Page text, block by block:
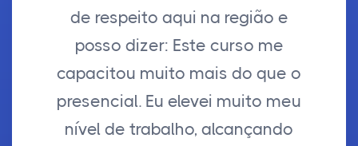
de respeito aqui na região e
posso dizer: Este curso me
capacitou muito mais do que o
presencial. Eu elevei muito meu
nível de trabalho, alcançando